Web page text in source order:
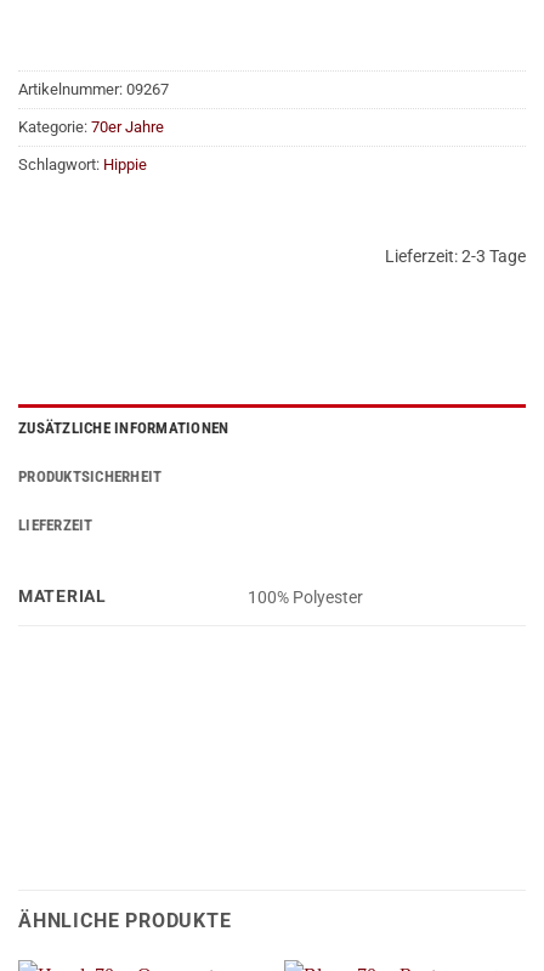
Artikelnummer: 09267
Kategorie: 70er Jahre
Schlagwort: Hippie
Lieferzeit:2-3 Tage
ZUSÄTZLICHE INFORMATIONEN
PRODUKTSICHERHEIT
LIEFERZEIT
MATERIAL 100% Polyester
ÄHNLICHE PRODUKTE